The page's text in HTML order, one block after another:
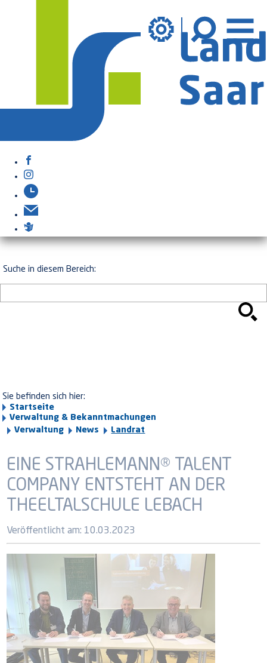
Suche in diesem Bereich:
Sie befinden sich hier:
Startseite
Verwaltung & Bekanntmachungen
Verwaltung
News Landrat
EINE STRAHLEMANN® TALENT
COMPANY ENTSTEHT AN DER
THEELTALSCHULE LEBACH
Veröffentlicht am: 10.03.2023